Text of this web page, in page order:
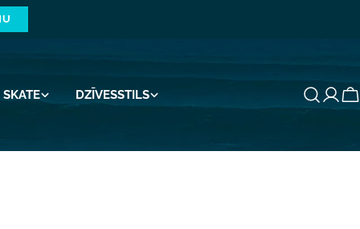
SKATE DZĪVESSTILS